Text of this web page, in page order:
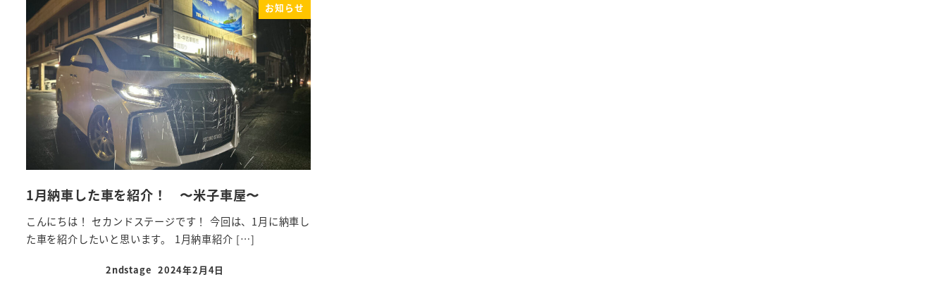
お知らせ
1月納車した車を紹介！ 〜米子車屋〜
こんにちは！ セカンドステージです！ 今回は、1月に納車し
た車を紹介したいと思います。 1月納車紹介 […]
2ndstage 2024年2月4日